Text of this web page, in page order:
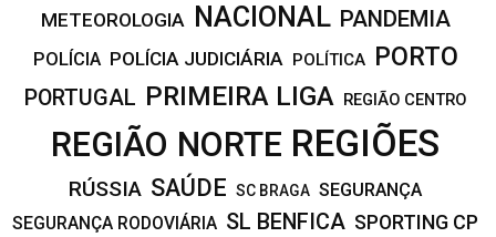
METEOROLOGIA NACIONAL PANDEMIA
POLÍCIA POLÍCIA JUDICIÁRIA POLÍTICA PORTO
PORTUGAL PRIMEIRA LIGA REGIÃO CENTRO
REGIÃO NORTE REGIÕES
RÚSSIA SAÚDE SC BRAGA SEGURANÇA
SEGURANÇA RODOVIÁRIA SL BENFICA SPORTING CP